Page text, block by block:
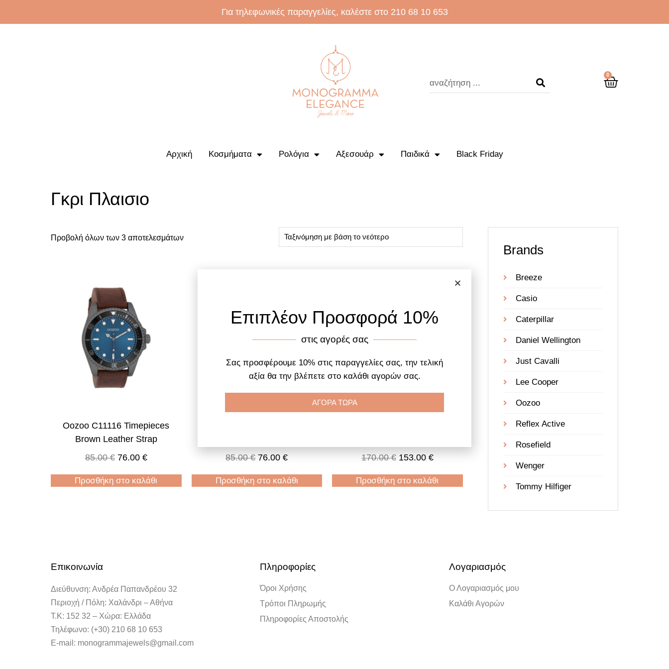
Για τηλεφωνικές παραγγελίες, καλέστε στο 210 68 10 653
0
Αρχική Κοσμήματα Ρολόγια Αξεσουάρ Παιδικά Black Friday
Γκρι Πλαισιο
Προβολή όλων των 3 αποτελεσμάτων
Oozoo C11116 Timepieces
Brown Leather Strap
85.00€ 76.00 €
Προσθήκη στο καλάθι
85.00€ 76.00€
Προσθήκη στο καλάθι
Strap
170.00€ 153.00 €
Προσθήκη στο καλάθι
Brands
Breeze
Casio
Caterpillar
Daniel Wellington
Just Cavalli
Lee Cooper
Oozoo
Reflex Active
Rosefield
Wenger
Tommy Hilfiger
Επικοινωνία
Διεύθυνση: Ανδρέα Παπανδρέου 32
Περιοχή / Πόλη: Χαλάνδρι – Αθήνα
Τ.Κ: 152 32 – Χώρα: Ελλάδα
Τηλέφωνο: (+30) 210 68 10 653
E-mail: monogrammajewels@gmail.com
Πληροφορίες
Όροι Χρήσης
Τρόποι Πληρωμής
Πληροφορίες Αποστολής
Λογαριασμός
Ο Λογαριασμός μου
Καλάθι Αγορών
Επιπλέον Προσφορά 10%
στις αγορές σας
Σας προσφέρουμε 10% στις παραγγελίες σας, την τελική
αξία θα την βλέπετε στο καλάθι αγορών σας.
ΑΓΟΡΑ ΤΩΡΑ